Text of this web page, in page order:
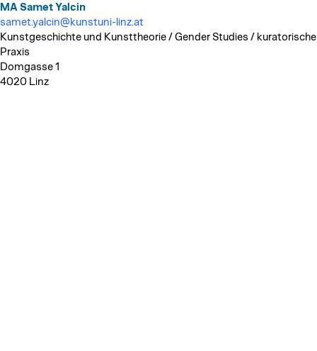
MA Samet Yalcin
samet.yalcin@kunstuni-linz.at
Kunstgeschichte und Kunsttheorie / Gender Studies / kuratorische
Praxis
Domgasse 1
4020 Linz